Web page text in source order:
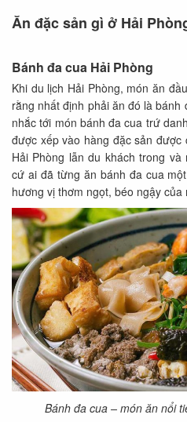
Ăn đặc sản gì ở Hải
Bánh đa cua Hải Phòng
Khi du lịch Hải Phòng, món ăn
rằng nhất định phải ăn đó là bánh
nhắc tới món bánh đa cua trứ
được xếp vào hàng đặc sản
Hải Phòng lẫn du khách trong
cứ ai đã từng ăn bánh đa cua
hương vị thơm ngọt, béo ngậy của
Bánh đa cua – món ăn nổi